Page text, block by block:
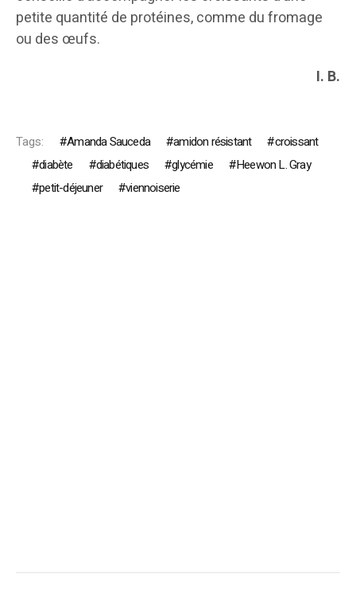
petite quantité de protéines, comme du fromage
ou des œufs.
I. B.
Tags: Amanda Sauceda amidon résistant
croissant
diabète
diabétiques glycémie
Heewon L. Gray
petit-déjeuner
viennoiserie